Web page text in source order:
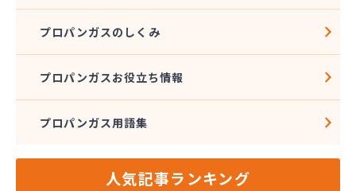
株式会社エイチティーピー
株式会社エス・アイ東海
株式会社オーテック
株式会社オーテック 西三河営業所
株式会社ガスキット
株式会社ガステム
株式会社ガスパル 岡崎販売所
プロパンガスのしくみ
プロパンガスお役立ち情報
プロパンガス用語集
人気記事ランキング